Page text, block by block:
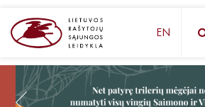
KNYGŲ DĖŽUTĖ -
EN